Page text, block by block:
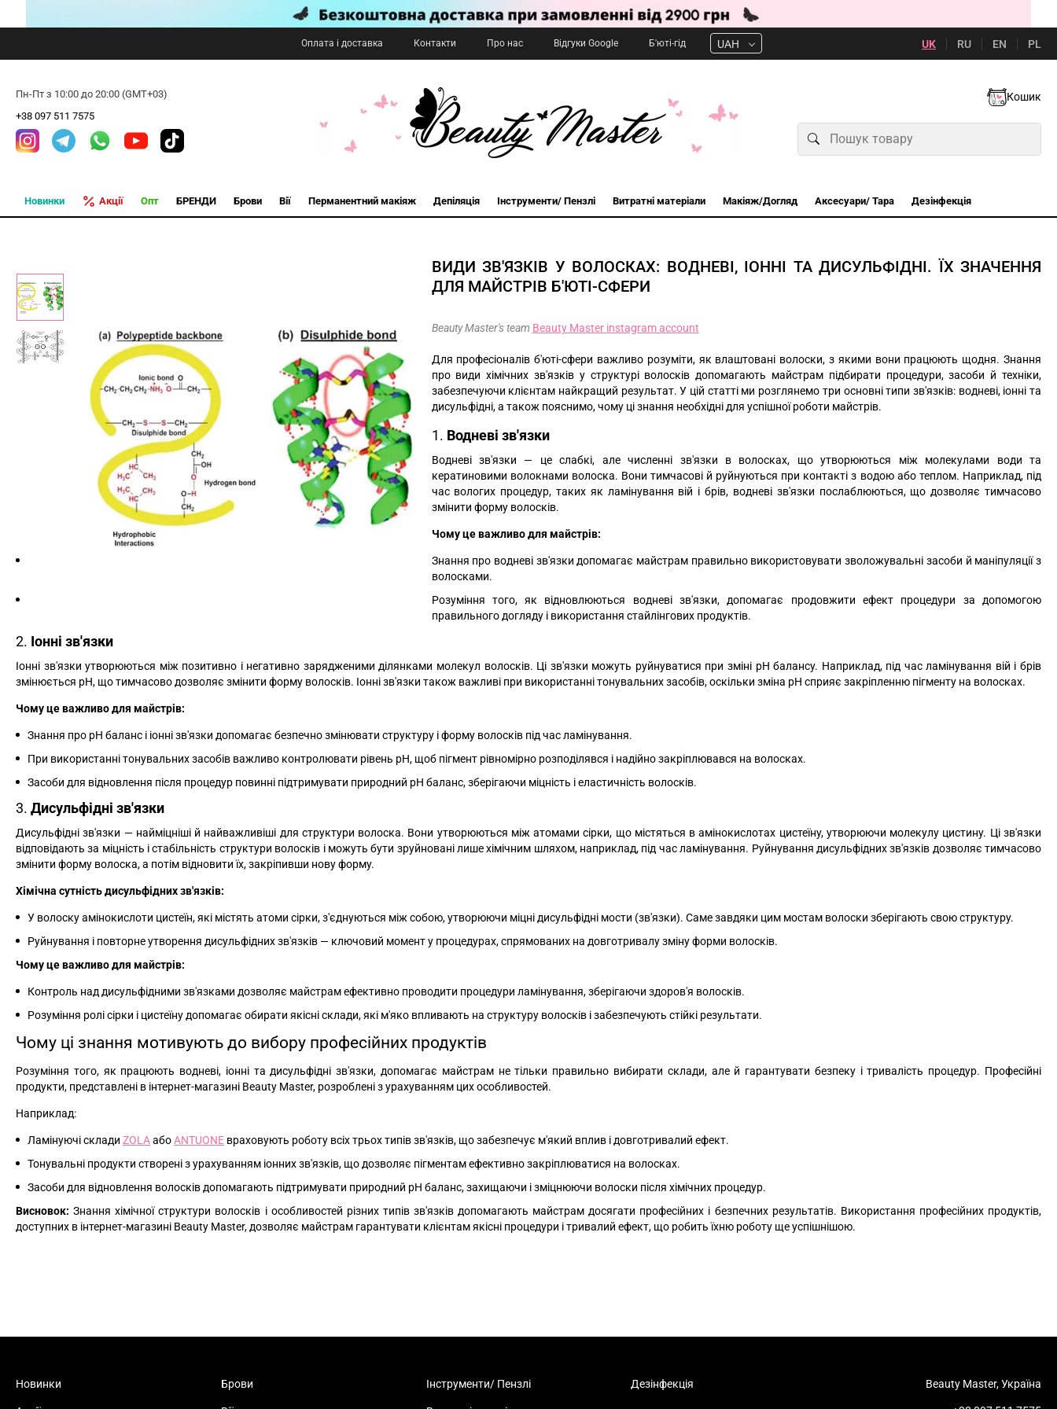
Оплата і доставка Контакти Про нас Відгуки Google Б'юті-гід UAH UK RU EN PL
Пн-Пт з 10:00 до 20:00 (GMT+03)
+38 097 511 7575
Кошик
Новинки Акції Опт БРЕНДИ Брови Вії Перманентний макіяж Депіляція Інструменти/ Пензлі Витратні матеріали Макіяж/Догляд Аксесуари/ Тара Дезінфекція
ВИДИ ЗВ'ЯЗКІВ У ВОЛОСКАХ: ВОДНЕВІ, ІОННІ ТА ДИСУЛЬФІДНІ. ЇХ ЗНАЧЕННЯ
ДЛЯ МАЙСТРІВ Б'ЮТІ-СФЕРИ
Beauty Master's team Beauty Master instagram account
Для професіоналів б'юті-сфери важливо розуміти, як влаштовані волоски, з якими вони працюють щодня. Знання
про види хімічних зв'язків у структурі волосків допомагають майстрам підбирати процедури, засоби й техніки,
забезпечуючи клієнтам найкращий результат. У цій статті ми розглянемо три основні типи зв'язків: водневі, іонні та
дисульфідні, а також пояснимо, чому ці знання необхідні для успішної роботи майстрів.
1. Водневі зв'язки
Водневі зв'язки — це слабкі, але численні зв'язки в волосках, що утворюються між молекулами води та
кератиновими волокнами волоска. Вони тимчасові й руйнуються при контакті з водою або теплом. Наприклад, під
час вологих процедур, таких як ламінування вій і брів, водневі зв'язки послаблюються, що дозволяє тимчасово
змінити форму волосків.
Чому це важливо для майстрів:
Знання про водневі зв'язки допомагає майстрам правильно використовувати зволожувальні засоби й маніпуляції з
волосками.
Розуміння того, як відновлюються водневі зв'язки, допомагає продовжити ефект процедури за допомогою
правильного догляду і використання стайлінгових продуктів.
2. Іонні зв'язки
Іонні зв'язки утворюються між позитивно і негативно зарядженими ділянками молекул волосків. Ці зв'язки можуть руйнуватися при зміні pH балансу. Наприклад, під час ламінування вій і брів
змінюється pH, що тимчасово дозволяє змінити форму волосків. Іонні зв'язки також важливі при використанні тонувальних засобів, оскільки зміна pH сприяє закріпленню пігменту на волосках.
Чому це важливо для майстрів:
Знання про pH баланс і іонні зв'язки допомагає безпечно змінювати структуру і форму волосків під час ламінування.
При використанні тонувальних засобів важливо контролювати рівень pH, щоб пігмент рівномірно розподілявся і надійно закріплювався на волосках.
Засоби для відновлення після процедур повинні підтримувати природний pH баланс, зберігаючи міцність і еластичність волосків.
3. Дисульфідні зв'язки
Дисульфідні зв'язки — найміцніші й найважливіші для структури волоска. Вони утворюються між атомами сірки, що містяться в амінокислотах цистеїну, утворюючи молекулу цистину. Ці зв'язки
відповідають за міцність і стабільність структури волосків і можуть бути зруйновані лише хімічним шляхом, наприклад, під час ламінування. Руйнування дисульфідних зв'язків дозволяє тимчасово
змінити форму волоска, а потім відновити їх, закріпивши нову форму.
Хімічна сутність дисульфідних зв'язків:
У волоску амінокислоти цистеїн, які містять атоми сірки, з'єднуються між собою, утворюючи міцні дисульфідні мости (зв'язки). Саме завдяки цим мостам волоски зберігають свою структуру.
Руйнування і повторне утворення дисульфідних зв'язків — ключовий момент у процедурах, спрямованих на довготривалу зміну форми волосків.
Чому це важливо для майстрів:
Контроль над дисульфідними зв'язками дозволяє майстрам ефективно проводити процедури ламінування, зберігаючи здоров'я волосків.
Розуміння ролі сірки і цистеїну допомагає обирати якісні склади, які м'яко впливають на структуру волосків і забезпечують стійкі результати.
Чому ці знання мотивують до вибору професійних продуктів
Розуміння того, як працюють водневі, іонні та дисульфідні зв'язки, допомагає майстрам не тільки правильно вибирати склади, але й гарантувати безпеку і тривалість процедур. Професійні
продукти, представлені в інтернет-магазині Beauty Master, розроблені з урахуванням цих особливостей.
Наприклад:
Ламінуючі склади ZOLAабоANTUONE враховують роботу всіх трьох типів зв'язків, що забезпечує м'який вплив і довготривалий ефект.
Тонувальні продукти створені з урахуванням іонних зв'язків, що дозволяє пігментам ефективно закріплюватися на волосках.
Засоби для відновлення волосків допомагають підтримувати природний pH баланс, захищаючи і зміцнюючи волоски після хімічних процедур.
Висновок: Знання хімічної структури волосків і особливостей різних типів зв'язків допомагають майстрам досягати професійних і безпечних результатів. Використання професійних продуктів,
доступних в інтернет-магазині Beauty Master, дозволяє майстрам гарантувати клієнтам якісні процедури і тривалий ефект, що робить їхню роботу ще успішнішою.
Новинки Брови Інструменти/ Пензлі Дезінфекція Beauty Master, Україна